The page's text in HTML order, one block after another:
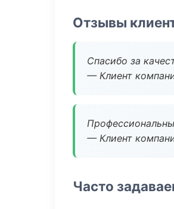
Отзывы
Спасибо за
— Клиент
— Клиент
Часто